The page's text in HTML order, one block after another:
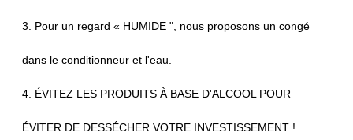
3. Pour un regard « HUMIDE ", nous proposons un congé
dans le conditionneur et l'eau.
4. ÉVITEZ LES PRODUITS À BASE D'ALCOOL POUR
ÉVITER DE DESSÉCHER VOTRE INVESTISSEMENT !